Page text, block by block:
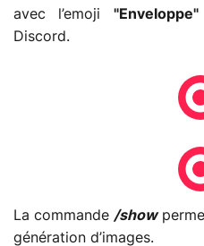
avec l’emoji "Enveloppe"
Discord.
La commande /show
génération d’images.